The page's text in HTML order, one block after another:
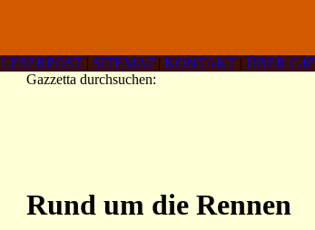
LESERPOST | SITEMAP| KONTAKT | ÜBER C4F
Gazzetta durchsuchen:
Rund um die Rennen